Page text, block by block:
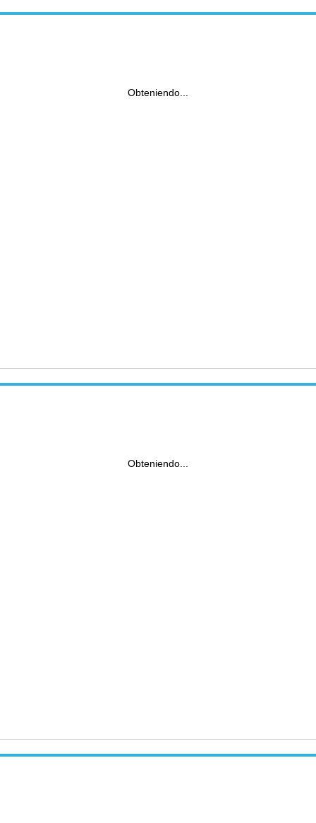
Obteniendo...
Obteniendo...